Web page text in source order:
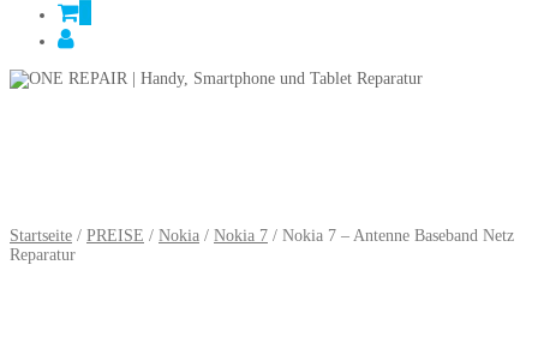
Startseite / PREISE / Nokia / Nokia 7 / Nokia 7 – Antenne Baseband Netz
Reparatur